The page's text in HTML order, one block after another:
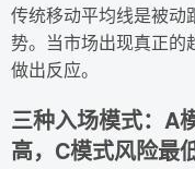
传统移动平均线是被动
势。当市场出现真正
做出反应。
三种入场模式：A
高，C模式风险最